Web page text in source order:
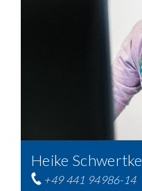
Heike Schwertke
+49 441 94986-14